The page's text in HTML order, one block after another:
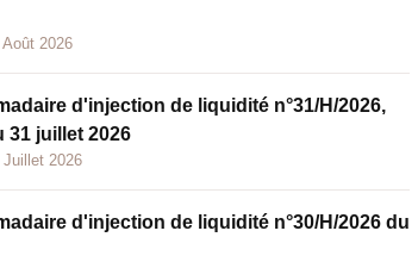
2026
d'injection de liquidité n°31/H/2026,
31 juillet 2026
2026
d'injection de liquidité n°30/H/2026 du